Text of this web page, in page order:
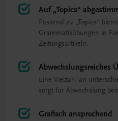
Auf „Topics“
Passend zu „Topics“
Grammatikübungen in
Zeitungsartikeln.
Abwechslungsreiches
Eine Vielzahl an
sorgt für Abwechslung
Grafisch ansprechend